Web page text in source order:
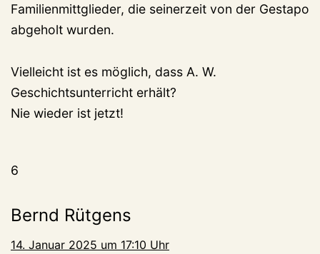
Familienmittglieder, die seinerzeit von der Gestapo
abgeholt wurden.
Vielleicht ist es möglich, dass A. W.
Geschichtsunterricht erhält?
Nie wieder ist jetzt!
6
Bernd Rütgens
14. Januar 2025 um 17:10 Uhr